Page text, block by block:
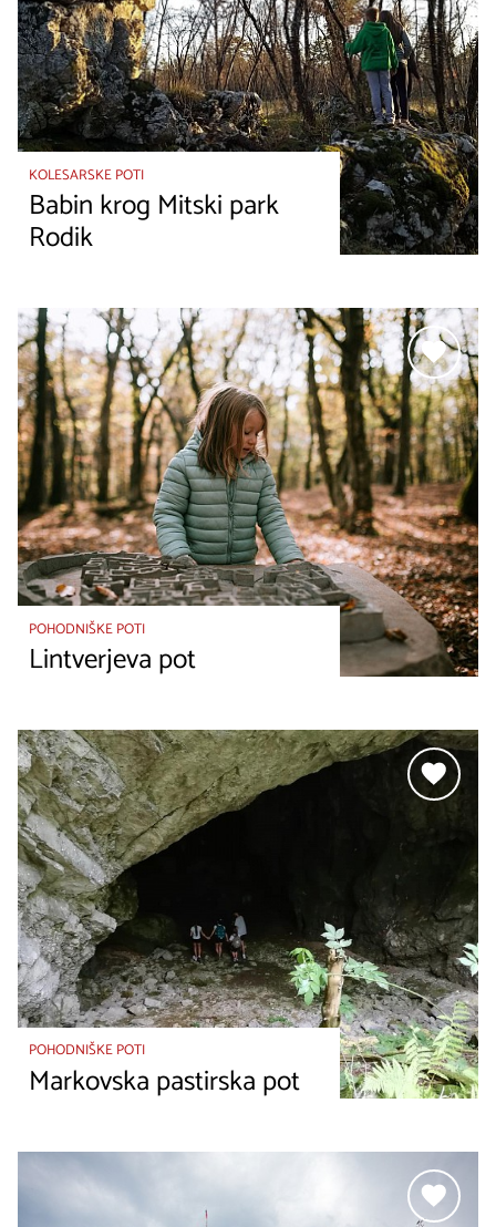
KOLESARSKE POTI
Babin krog Mitski park
Rodik
POHODNIŠKE POTI
Lintverjeva pot
POHODNIŠKE POTI
Markovska pastirska pot